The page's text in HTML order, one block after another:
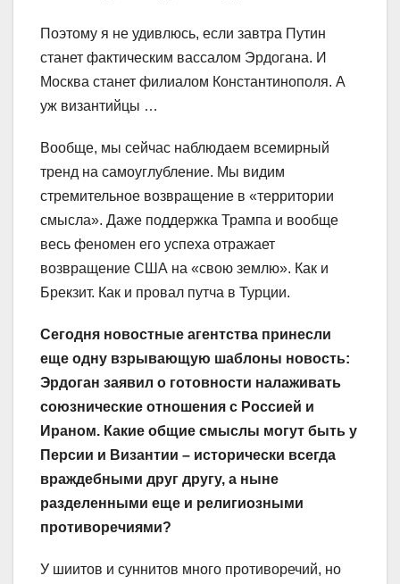
Поэтому я не удивлюсь, если завтра Путин
станет фактическим вассалом Эрдогана. И
Москва станет филиалом Константинополя. А
уж византийцы …
Вообще, мы сейчас наблюдаем всемирный
тренд на самоуглубление. Мы видим
стремительное возвращение в «территории
смысла». Даже поддержка Трампа и вообще
весь феномен его успеха отражает
возвращение США на «свою землю». Как и
Брекзит. Как и провал путча в Турции.
Сегодня новостные агентства принесли
еще одну взрывающую шаблоны новость:
Эрдоган заявил о готовности налаживать
союзнические отношения с Россией и
Ираном. Какие общие смыслы могут быть у
Персии и Византии – исторически всегда
враждебными друг другу, а ныне
разделенными еще и религиозными
противоречиями?
У шиитов и суннитов много противоречий, но